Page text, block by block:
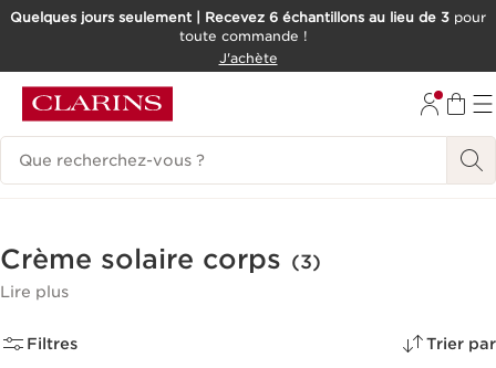
ALLER AU CONTENU
Quelques jours seulement | Recevez 6 échantillons au lieu de 3 pour
toute commande !
J'achète
Historique des recherches
Crème solaire corps (3)
Lire plus
Filtres Trier par